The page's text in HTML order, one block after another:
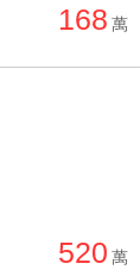
168 萬
520 萬